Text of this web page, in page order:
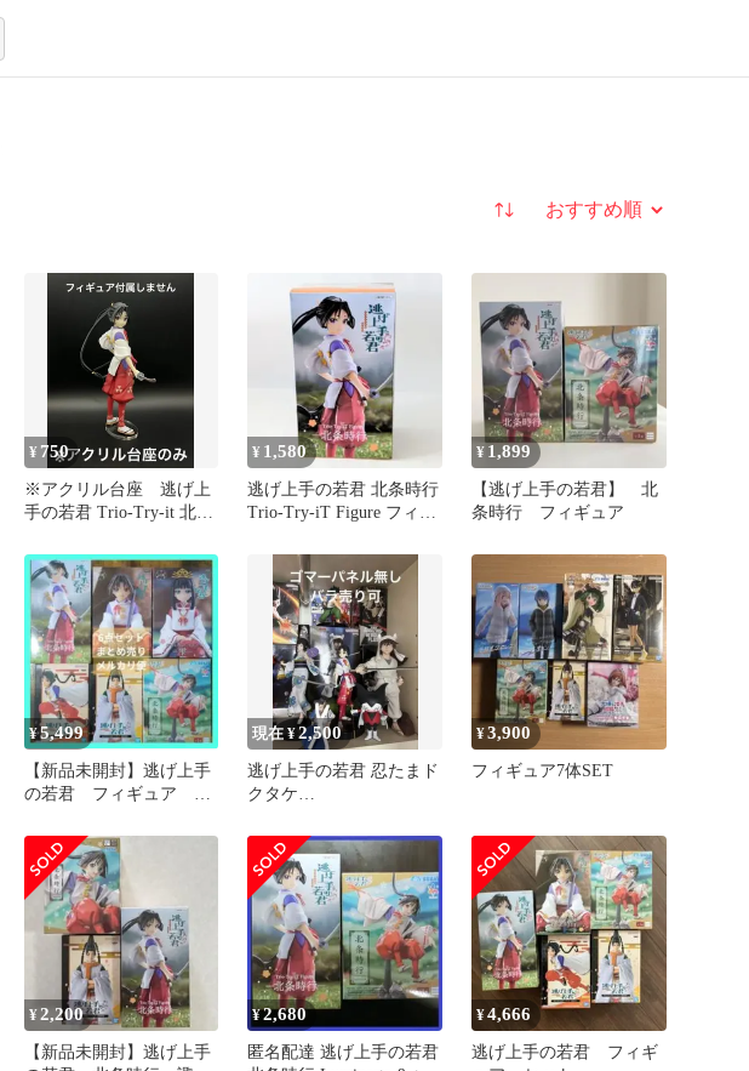
並び替え
¥ 750
※アクリル台座 逃げ上
手の若君 Trio-Try-it 北条
¥ 1,580
逃げ上手の若君 北条時行
Trio-Try-iT Figure フィギ
¥ 1,899
【逃げ上手の若君】 北
条時行 フィギュア
¥5,499
【新品未開封】逃げ上手
の若君 フィギュア 6
現在 ¥2,500
逃げ上手の若君 忍たまド
クタケ
リスリコイル
¥3,900
フィギュア7体SET
¥2,200
【新品未開封】逃げ上手
¥2,680
匿名配達 逃げ上手の若君
¥4,666
逃げ上手の若君 フィギ